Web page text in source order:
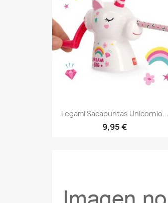
Vista rápida
Legami Sacapuntas Unicornio...
9,95 €